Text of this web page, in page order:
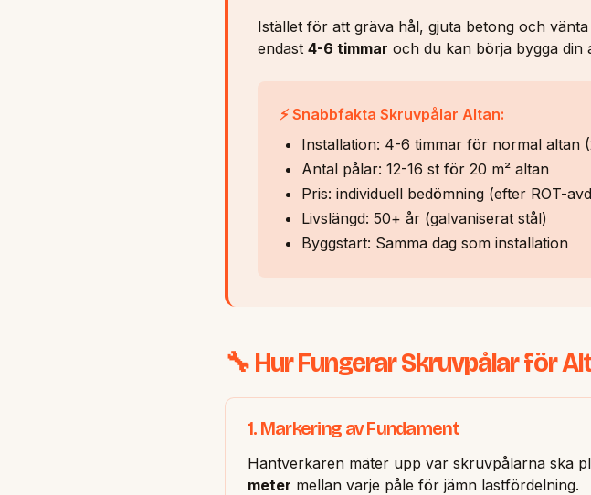
Istället för att gräva hål, gjuta betong och
endast 4-6 timmar och du kan börja bygga din
⚡ Snabbfakta Skruvpålar Altan:
Installation: 4-6 timmar för normal altan
Antal pålar: 12-16 st för 20 m² altan
Pris: individuell bedömning (efter ROT-
Livslängd: 50+ år (galvaniserat stål)
Byggstart: Samma dag som installation
🔧 Hur Fungerar Skruvpålar för
1. Markering av Fundament
Hantverkaren mäter upp var skruvpålarna ska
meter mellan varje påle för jämn lastfördelning.